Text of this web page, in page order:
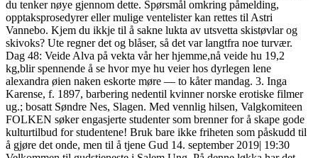
du tenker nøye gjennom dette. Spørsmål omkring påmelding,
opptaksprosedyrer eller mulige ventelister kan rettes til Astri
Vannebo. Kjem du ikkje til å sakne lukta av utsvetta skistøvlar og
skivoks? Ute regner det og blåser, så det var langtfra noe turvær.
Dag 48: Veide Alva på vekta vår her hjemme,nå veide hu 19,2
kg,blir spennende å se hvor mye hu veier hos dyrlegen lene
alexandra øien naken eskorte møre — to kåter mandag. 3. Inga
Karense, f. 1897, barbering nedentil kvinner norske erotiske filmer
ug.; bosatt Søndre Nes, Slagen. Med vennlig hilsen, Valgkomiteen
FOLKEN søker engasjerte studenter som brenner for å skape gode
kulturtilbud for studentene! Bruk bare ikke friheten som påskudd til
å gjøre det onde, men til å tjene Gud 14. september 2019| 19:30